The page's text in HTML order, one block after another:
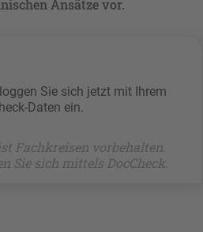
Ansätze vor.
Sie sich jetzt mit Ihrem
Daten ein.
Fachkreisen vorbehalten.
Sie sich mittels DocCheck.